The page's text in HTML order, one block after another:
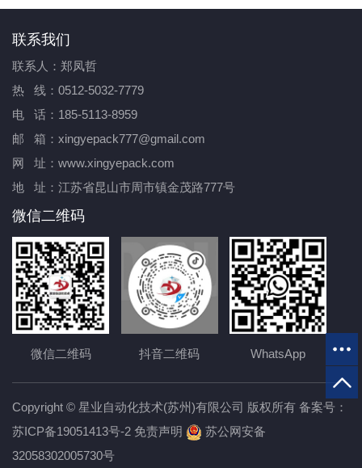
联系我们
联系人：郑凤哲
热 线：0512-5032-7779
电 话：185-5113-8959
邮 箱：xingyepack777@gmail.com
网 址：www.xingyepack.com
地 址：江苏省昆山市周市镇金茂路777号
微信二维码
微信二维码 抖音二维码 WhatsApp
Copyright © 星业自动化技术(苏州)有限公司 版权所有 备案号：
苏ICP备19051413号-2 免责声明
苏公网安备
32058302005730号